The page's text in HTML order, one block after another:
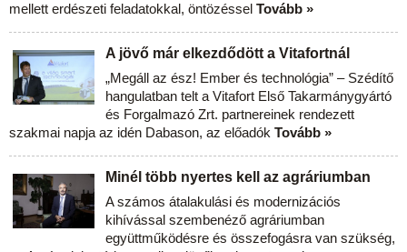
mellett erdészeti feladatokkal, öntözéssel Tovább »
A jövő már elkezdődött a Vitafortnál
„Megáll az ész! Ember és technológia” – Szédítő
hangulatban telt a Vitafort Első Takarmánygyártó
és Forgalmazó Zrt. partnereinek rendezett
szakmai napja az idén Dabason, az előadók Tovább »
Minél több nyertes kell az agráriumban
A számos átalakulási és modernizációs
kihívással szembenéző agráriumban
együttműködésre és összefogásra van szükség,